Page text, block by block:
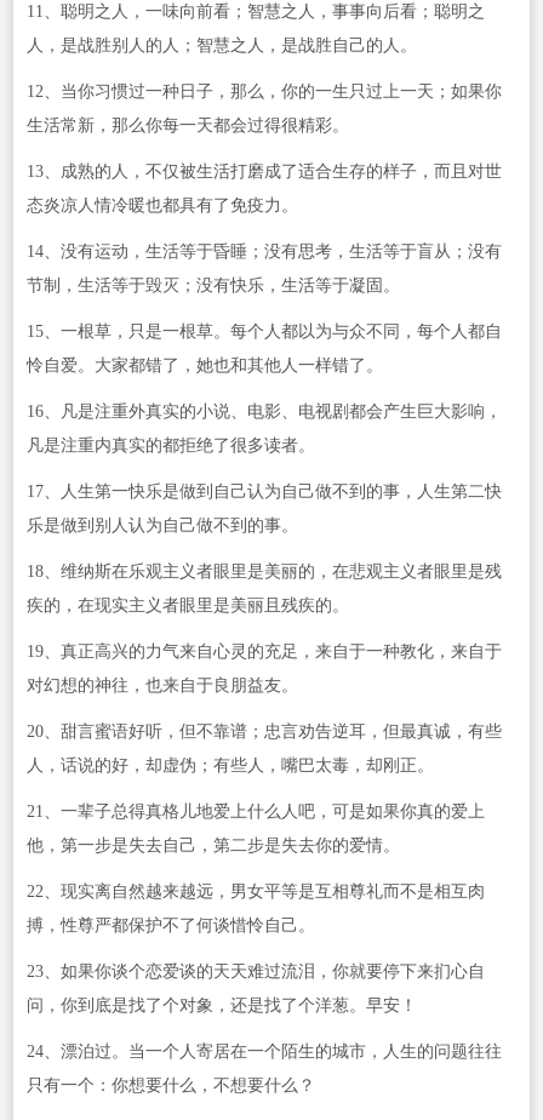
11、聪明之人，一味向前看；智慧之人，事事向后看；聪明之
人，是战胜别人的人；智慧之人，是战胜自己的人。
12、当你习惯过一种日子，那么，你的一生只过上一天；如果你
生活常新，那么你每一天都会过得很精彩。
13、成熟的人，不仅被生活打磨成了适合生存的样子，而且对世
态炎凉人情冷暖也都具有了免疫力。
14、没有运动，生活等于昏睡；没有思考，生活等于盲从；没有
节制，生活等于毁灭；没有快乐，生活等于凝固。
15、一根草，只是一根草。每个人都以为与众不同，每个人都自
怜自爱。大家都错了，她也和其他人一样错了。
16、凡是注重外真实的小说、电影、电视剧都会产生巨大影响，
凡是注重内真实的都拒绝了很多读者。
17、人生第一快乐是做到自己认为自己做不到的事，人生第二快
乐是做到别人认为自己做不到的事。
18、维纳斯在乐观主义者眼里是美丽的，在悲观主义者眼里是残
疾的，在现实主义者眼里是美丽且残疾的。
19、真正高兴的力气来自心灵的充足，来自于一种教化，来自于
对幻想的神往，也来自于良朋益友。
20、甜言蜜语好听，但不靠谱；忠言劝告逆耳，但最真诚，有些
人，话说的好，却虚伪；有些人，嘴巴太毒，却刚正。
21、一辈子总得真格儿地爱上什么人吧，可是如果你真的爱上
他，第一步是失去自己，第二步是失去你的爱情。
22、现实离自然越来越远，男女平等是互相尊礼而不是相互肉
搏，性尊严都保护不了何谈惜怜自己。
23、如果你谈个恋爱谈的天天难过流泪，你就要停下来扪心自
问，你到底是找了个对象，还是找了个洋葱。早安！
24、漂泊过。当一个人寄居在一个陌生的城市，人生的问题往往
只有一个：你想要什么，不想要什么？